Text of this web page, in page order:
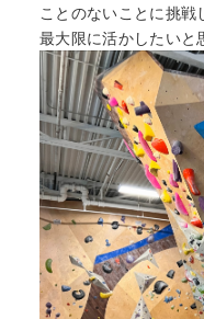
ことのないことに挑
最大限に活かしたいと